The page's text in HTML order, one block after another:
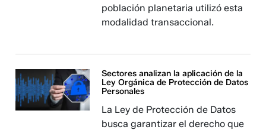
población planetaria utilizó esta
modalidad transaccional.
Sectores analizan la aplicación de la
Ley Orgánica de Protección de Datos
Personales
La Ley de Protección de Datos
busca garantizar el derecho que